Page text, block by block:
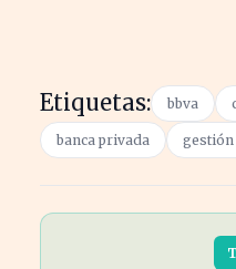
Etiquetas: bbva
banca privada